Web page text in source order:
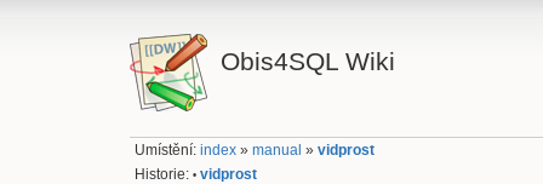
Obis4SQL Wiki
Umístění:index »manual »vidprost
Historie: • vidprost